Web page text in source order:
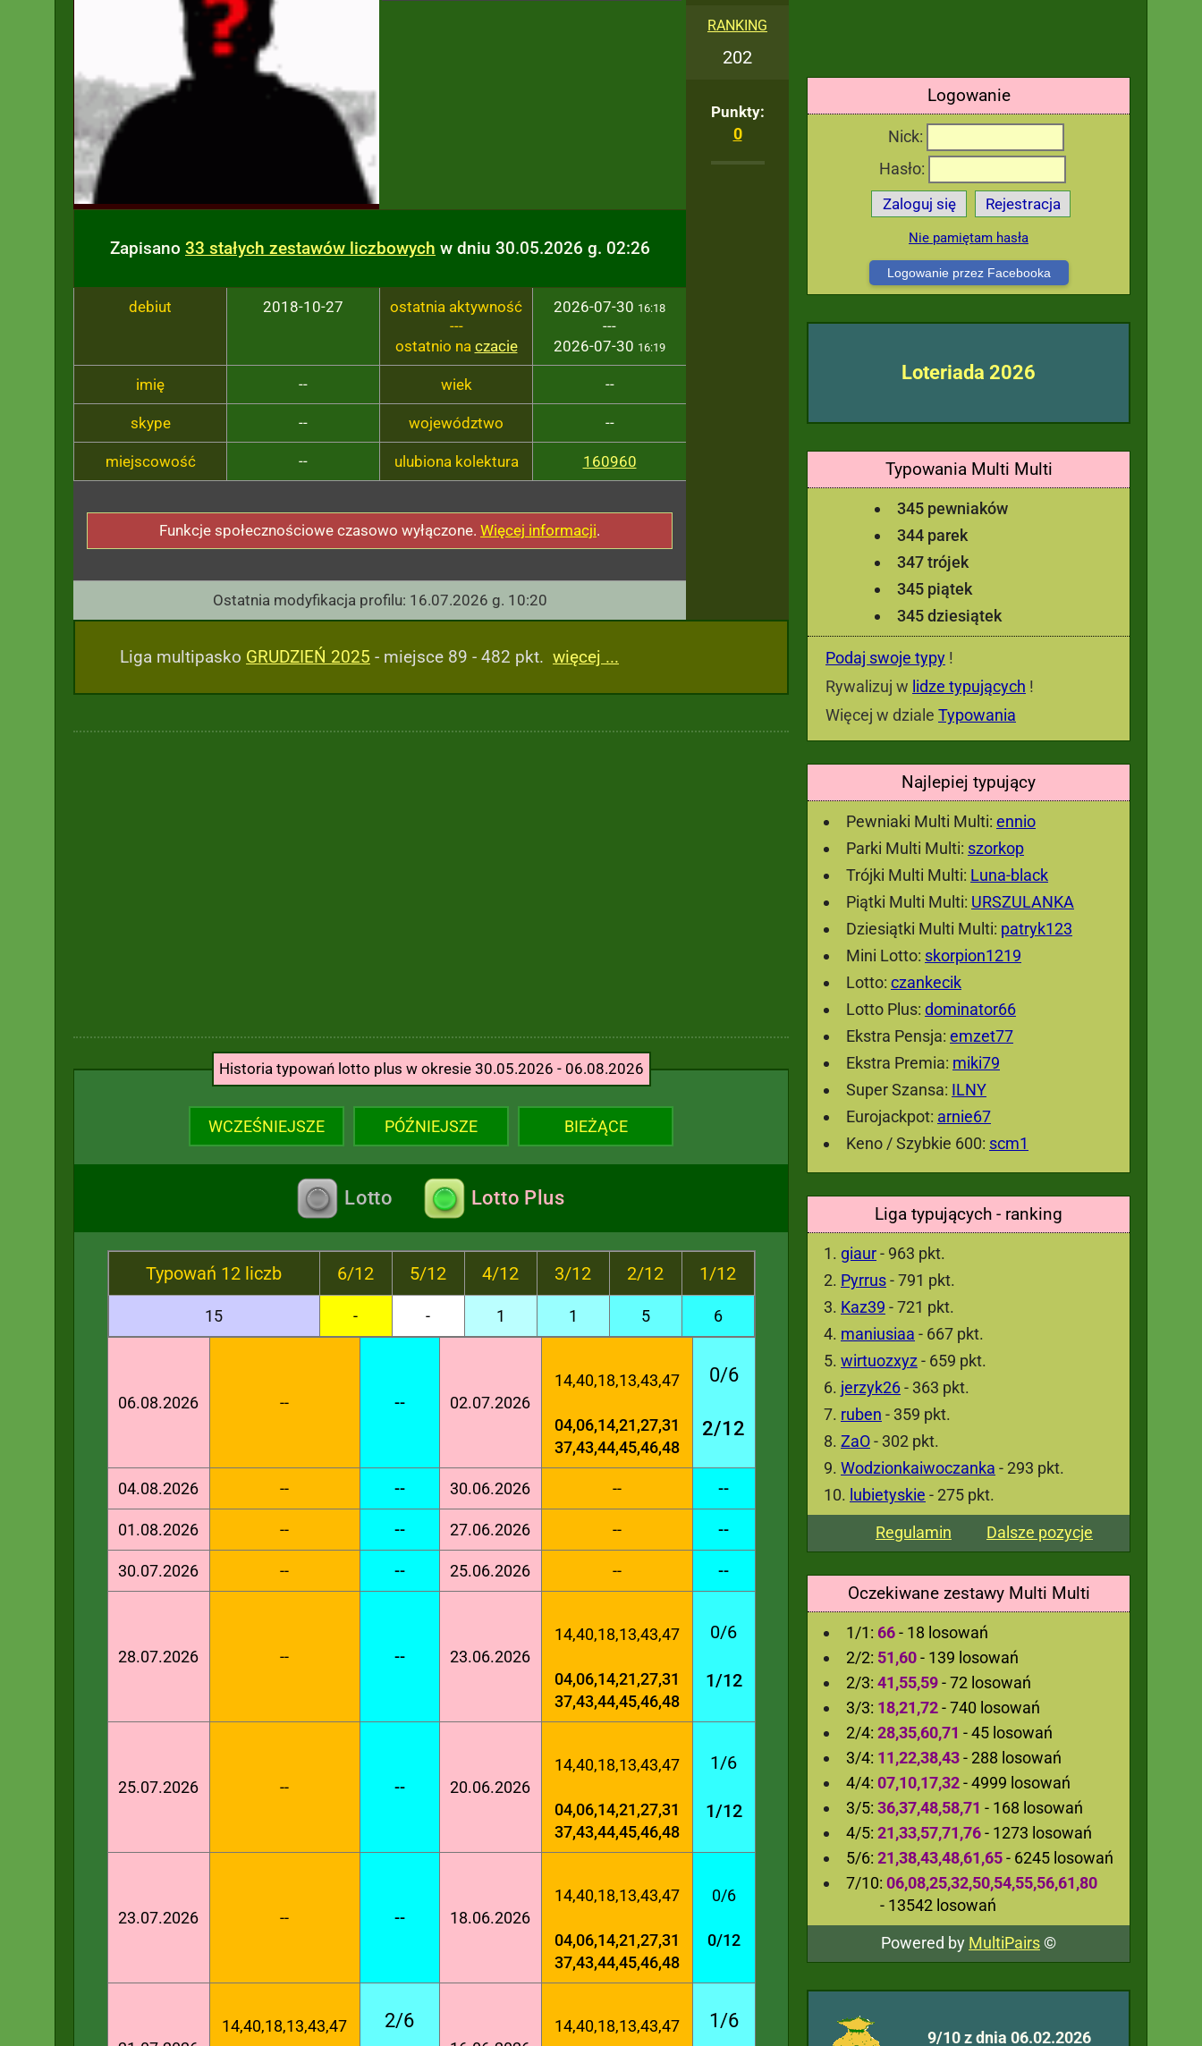
Logowanie
Nick:
Hasło:
Zaloguj się Rejestracja
Nie pamiętam hasła
Logowanie przez Facebooka
Loteriada 2026
Typowania Multi Multi
345 pewniaków
344 parek
347 trójek
345 piątek
345 dziesiątek
Podaj swoje typy !
Rywalizuj w lidze typujących !
Więcej w dziale Typowania
Najlepiej typujący
Pewniaki Multi Multi: ennio
Parki Multi Multi: szorkop
Trójki Multi Multi: Luna-black
Piątki Multi Multi: URSZULANKA
Dziesiątki Multi Multi: patryk123
Mini Lotto: skorpion1219
Lotto: czankecik
Lotto Plus: dominator66
Ekstra Pensja: emzet77
Ekstra Premia: miki79
Super Szansa: ILNY
Eurojackpot: arnie67
Keno / Szybkie 600: scm1
Liga typujących - ranking
giaur- 963 pkt.
Pyrrus- 791 pkt.
Kaz39 - 721 pkt.
maniusiaa - 667 pkt.
wirtuozxyz - 659 pkt.
jerzyk26- 363 pkt.
ruben - 359 pkt.
ZaO- 302 pkt.
Wodzionkaiwoczanka - 293 pkt.
lubietyskie - 275 pkt.
Regulamin
Dalsze pozycje
Oczekiwane zestawy Multi Multi
1/1: 66- 18 losowań
2/2: 51,60- 139 losowań
2/3: 41,55,59- 72 losowań
3/3: 18,21,72- 740 losowań
2/4: 28,35,60,71 - 45 losowań
3/4: 11,22,38,43- 288 losowań
4/4: 07,10,17,32- 4999 losowań
3/5: 36,37,48,58,71 - 168 losowań
4/5: 21,33,57,71,76- 1273 losowań
5/6: 21,38,43,48,61,65- 6245 losowań
7/10: 06,08,25,32,50,54,55,56,61,80
- 13542 losowań
Powered by MultiPairs©
9/10 z dnia 06.02.2026
RANKING
202
Punkty:
0
Zapisano 33 stałych zestawów liczbowych w dniu 30.05.2026 g. 02:26
debiut 2018-10-27
ostatnia aktywność
---
ostatnio na czacie
2026-07-30 16:18
---
2026-07-30 16:19
imię -- wiek --
skype -- województwo --
miejscowość -- ulubiona kolektura 160960
Funkcje społecznościowe czasowo wyłączone. Więcej informacji.
Ostatnia modyfikacja profilu: 16.07.2026 g. 10:20
Liga multipasko GRUDZIEŃ 2025 - miejsce 89 - 482 pkt. więcej ...
Historia typowań lotto plus w okresie 30.05.2026 - 06.08.2026
WCZEŚNIEJSZE PÓŹNIEJSZE BIEŻĄCE
Lotto Lotto Plus
Typowań 12 liczb 6/12 5/12 4/12 3/12 2/12 1/12
15 - - 1 1 5 6
06.08.2026 -- -- 02.07.2026
14,40,18,13,43,47
04,06,14,21,27,31
37,43,44,45,46,48
0/6
2/12
04.08.2026 -- -- 30.06.2026 -- --
01.08.2026 -- -- 27.06.2026 -- --
30.07.2026 -- -- 25.06.2026 -- --
28.07.2026 -- -- 23.06.2026
14,40,18,13,43,47
04,06,14,21,27,31
37,43,44,45,46,48
0/6
1/12
25.07.2026 -- -- 20.06.2026
14,40,18,13,43,47
04,06,14,21,27,31
37,43,44,45,46,48
1/6
1/12
23.07.2026 -- -- 18.06.2026
14,40,18,13,43,47
04,06,14,21,27,31
37,43,44,45,46,48
0/6
0/12
14,40,18,13,43,47 2/6 14,40,18,13,43,47 1/6